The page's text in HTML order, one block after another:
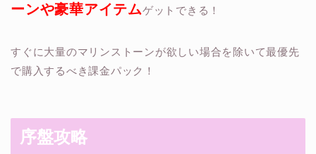
ーンや豪華アイテムゲットできる！
すぐに大量のマリンストーンが欲しい場合を除いて最優先
で購入するべき課金パック！
序盤攻略